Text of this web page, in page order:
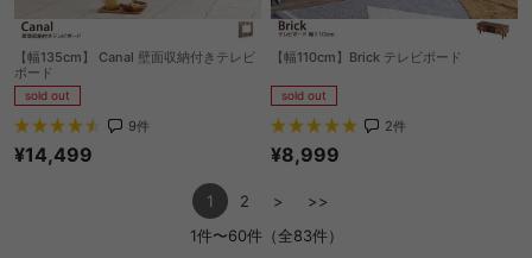
【幅135cm】 Canal 壁面収納付きテレビ
ボード
sold out
9件
¥14,499
【幅110cm】Brick テレビボード
sold out
2件
¥8,999
1 2 >
>>
1件〜60件（全83件）